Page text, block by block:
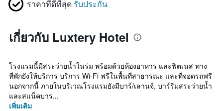
ราคาที่ดีที่สุด รับประกัน
เกี่ยวกับ Luxtery Hotel
โรงแรมนี้มีสระว่ายน้ำในร่ม พร้อมด้วยห้องอาหาร และฟิตเนส ทาง
ที่พักยังให้บริการ บริการ Wi-Fi ฟรีในพื้นที่สาธารณะ และที่จอดรถฟรี
นอกจากนี้ ภายในบริเวณโรงแรมยังมีบาร์/เลานจ์, บาร์ริมสระว่ายน้ำ
และสแน็คบาร...
เพิ่มเติม